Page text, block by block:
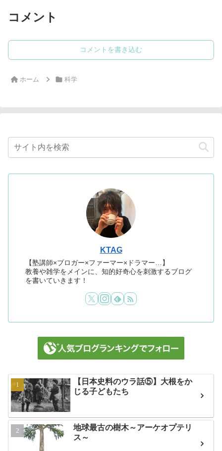
コメント
コメントを書き込む
ホーム 科学
KTAG
【塾講師×ブロガー×ファーマー×ドラマー…】
教養や雑学をメインに、知的好奇心を刺激するブログ
を書いていきます！
【日本史料のウラ話⑤】大根をか
じる子どもたち
地球最古の樹木～アーケオプテリ
ス～